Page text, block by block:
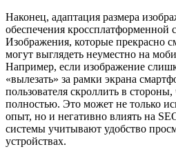
Наконец, адаптация размера
обеспечения кроссплатформенной
Изображения, которые прекрасно
могут выглядеть неуместно на
Например, если изображение
«вылезать» за рамки экрана
пользователя скроллить в
полностью. Это может не только
опыт, но и негативно влиять на
системы учитывают удобство
устройствах.